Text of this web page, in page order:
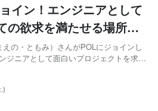
イン！エンジニアとして
の欲求を満たせる場所が
の・ともみ）さんがPOLにジョインし
ジニアとして面白いプロジェクトを求め
社を決めた理由は何だったのでしょう